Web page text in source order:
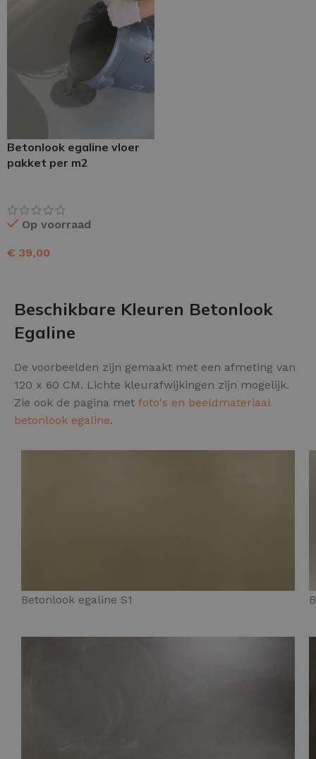
Betonlook egaline vloer
pakket per m2
Op voorraad
€ 39,00
Beschikbare Kleuren Betonlook
Egaline
De voorbeelden zijn gemaakt met een afmeting van
120 x 60 CM. Lichte kleurafwijkingen zijn mogelijk.
Zie ook de pagina met foto's en beeldmateriaal
betonlook egaline.
Betonlook egaline S1